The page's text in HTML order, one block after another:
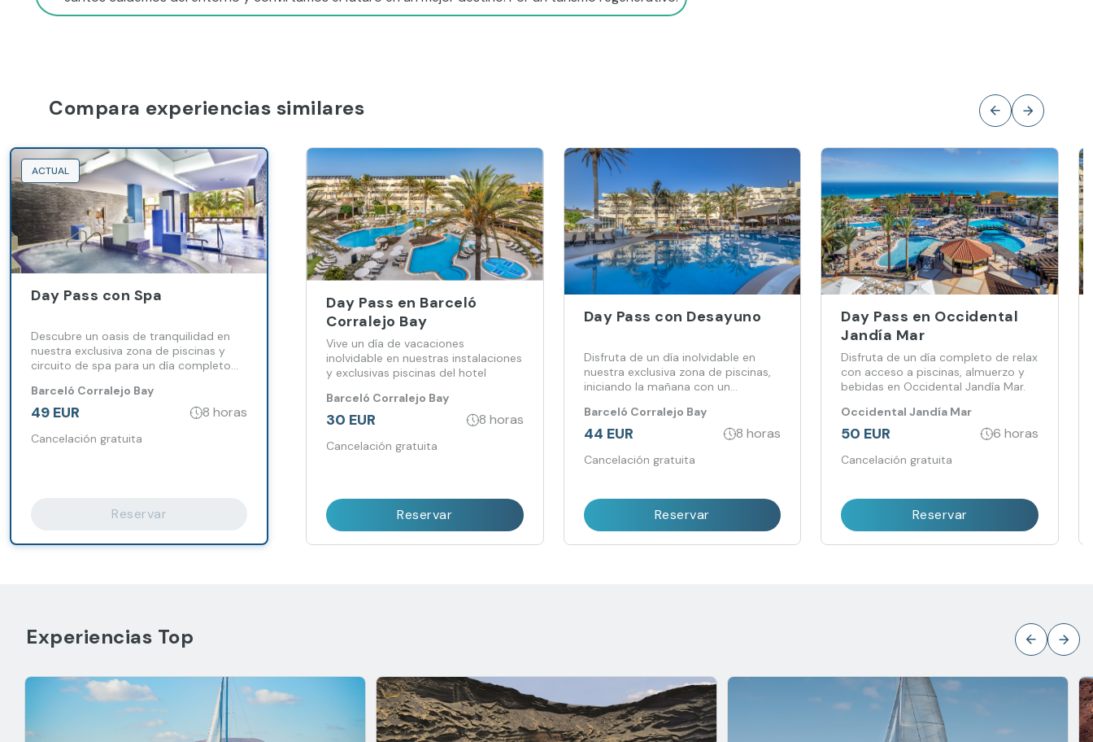
Compara experiencias similares
ACTUAL
Day Pass con Spa
Descubre un oasis de tranquilidad en
nuestra exclusiva zona de piscinas y
circuito de spa para un día completo
Barceló Corralejo Bay
49 EUR 8 horas
Cancelación gratuita
Reservar
Day Pass en Barceló
Corralejo Bay
Vive un día de vacaciones
inolvidable en nuestras instalaciones
y exclusivas piscinas del hotel
Barceló Corralejo Bay
30 EUR 8 horas
Cancelación gratuita
Reservar
Day Pass con Desayuno
Disfruta de un día inolvidable en
nuestra exclusiva zona de piscinas,
iniciando la mañana con un
Barceló Corralejo Bay
44 EUR 8 horas
Cancelación gratuita
Reservar
Day Pass en Occidental
Jandía Mar
Disfruta de un día completo de relax
con acceso a piscinas, almuerzo y
bebidas en Occidental Jandía Mar.
Occidental Jandía Mar
50 EUR 6 horas
Cancelación gratuita
Reservar
Experiencias Top